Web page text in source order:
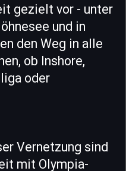
gezielt vor - unter
und in
den Weg in alle
ob Inshore,
oder
Vernetzung sind
mit Olympia-